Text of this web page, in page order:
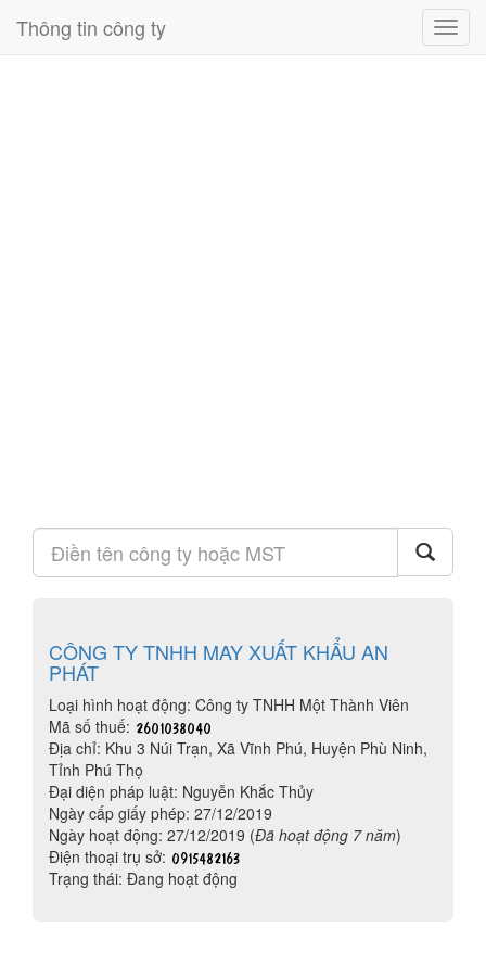
Thông tin công ty
CÔNG TY TNHH MAY XUẤT KHẨU AN
PHÁT
Loại hình hoạt động: Công ty TNHH Một Thành Viên
Mã số thuế:
Địa chỉ: Khu 3 Núi Trạn, Xã Vĩnh Phú, Huyện Phù Ninh,
Tỉnh Phú Thọ
Đại diện pháp luật: Nguyễn Khắc Thủy
Ngày cấp giấy phép: 27/12/2019
Ngày hoạt động: 27/12/2019 (Đã hoạt động 7 năm)
Điện thoại trụ sở:
Trạng thái: Đang hoạt động